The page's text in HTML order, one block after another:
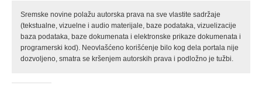
Sremske novine polažu autorska prava na sve vlastite sadržaje
(tekstualne, vizuelne i audio materijale, baze podataka, vizuelizacije
baza podataka, baze dokumenata i elektronske prikaze dokumenata i
programerski kod). Neovlašćeno korišćenje bilo kog dela portala nije
dozvoljeno, smatra se kršenjem autorskih prava i podložno je tužbi.